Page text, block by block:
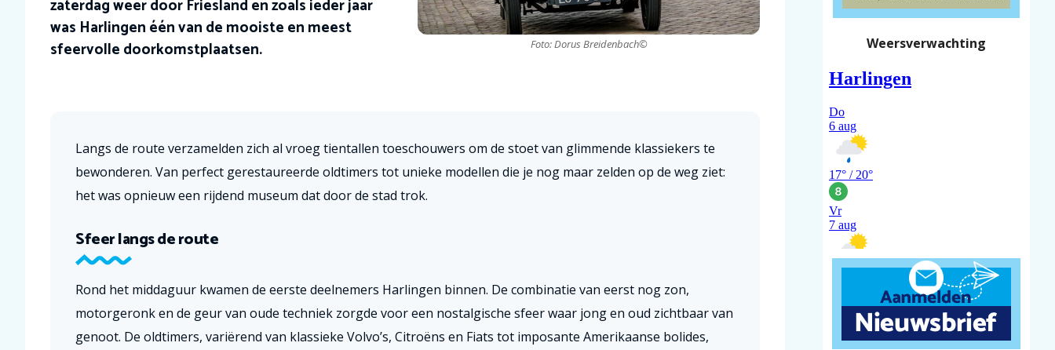
zaterdag weer door Friesland en zoals ieder jaar
was Harlingen één van de mooiste en meest
sfeervolle doorkomstplaatsen.
Foto: Dorus Breidenbach©
Langs de route verzamelden zich al vroeg tientallen toeschouwers om de stoet van glimmende klassiekers te
bewonderen. Van perfect gerestaureerde oldtimers tot unieke modellen die je nog maar zelden op de weg ziet:
het was opnieuw een rijdend museum dat door de stad trok.
Sfeer langs de route
Rond het middaguur kwamen de eerste deelnemers Harlingen binnen. De combinatie van eerst nog zon,
motorgeronk en de geur van oude techniek zorgde voor een nostalgische sfeer waar jong en oud zichtbaar van
genoot. De oldtimers, variërend van klassieke Volvo’s, Citroëns en Fiats tot imposante Amerikaanse bolides,
Weersverwachting